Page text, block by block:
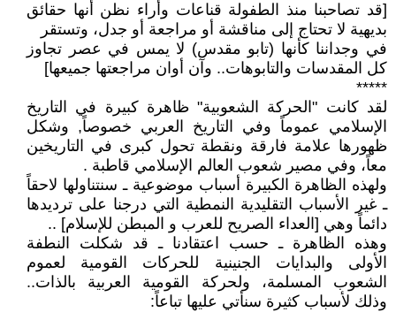
[قد تصاحبنا منذ الطفولة قناعات وأراء نظن أنها حقائق
بديهية لا تحتاج إلى مناقشة أو مراجعة أو جدل، وتستقر
في وجداننا كأنها (تابو مقدس) لا يمس في عصر تجاوز
كل المقدسات والتابوهات.. وآن أوان مراجعتها جميعها]
*****
لقد كانت "الحركة الشعوبية" ظاهرة كبيرة في التاريخ
الإسلامي عموماً وفي التاريخ العربي خصوصاً, وشكل
ظهورها علامة فارقة ونقطة تحول كبرى في التاريخين
معاً، وفي مصير شعوب العالم الإسلامي قاطبة .
ولهذه الظاهرة الكبيرة أسباب موضوعية ـ سنتناولها لاحقاً
ـ غير الأسباب التقليدية النمطية التي درجنا على ترديدها
دائماً وهي [العداء الصريح للعرب و المبطن للإسلام] ..
وهذه الظاهرة ـ حسب اعتقادنا ـ قد شكلت النطفة
الأولى والبدايات الجنينية للحركات القومية لعموم
الشعوب المسلمة، ولحركة القومية العربية بالذات..
وذلك لأسباب كثيرة سنأتي عليها تباعاً: